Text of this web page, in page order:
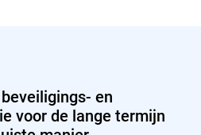
van uw organisatie.
en
voor de lange termijn